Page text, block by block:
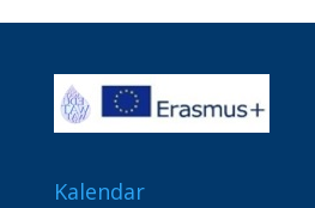
Kalendar